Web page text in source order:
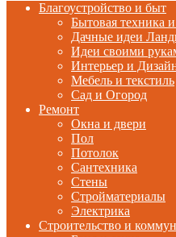
Благоустройство и быт
Бытовая техника
Дачные идеи
Идеи своими
Интерьер и
Мебель и текстиль
Сад и Огород
Ремонт
Окна и двери
Пол
Потолок
Сантехника
Стены
Стройматериалы
Электрика
Строительство и